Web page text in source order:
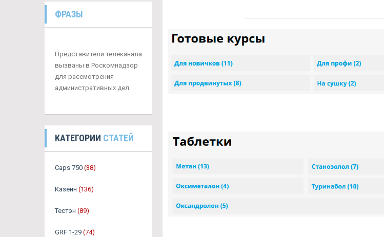
ФРАЗЫ
Представители телеканала
вызваны в Роскомнадзор
для рассмотрения
административных дел.
КАТЕГОРИИ СТАТЕЙ
Caps 750 (38)
Казеин (136)
Тестэн (89)
GRF 1-29 (74)